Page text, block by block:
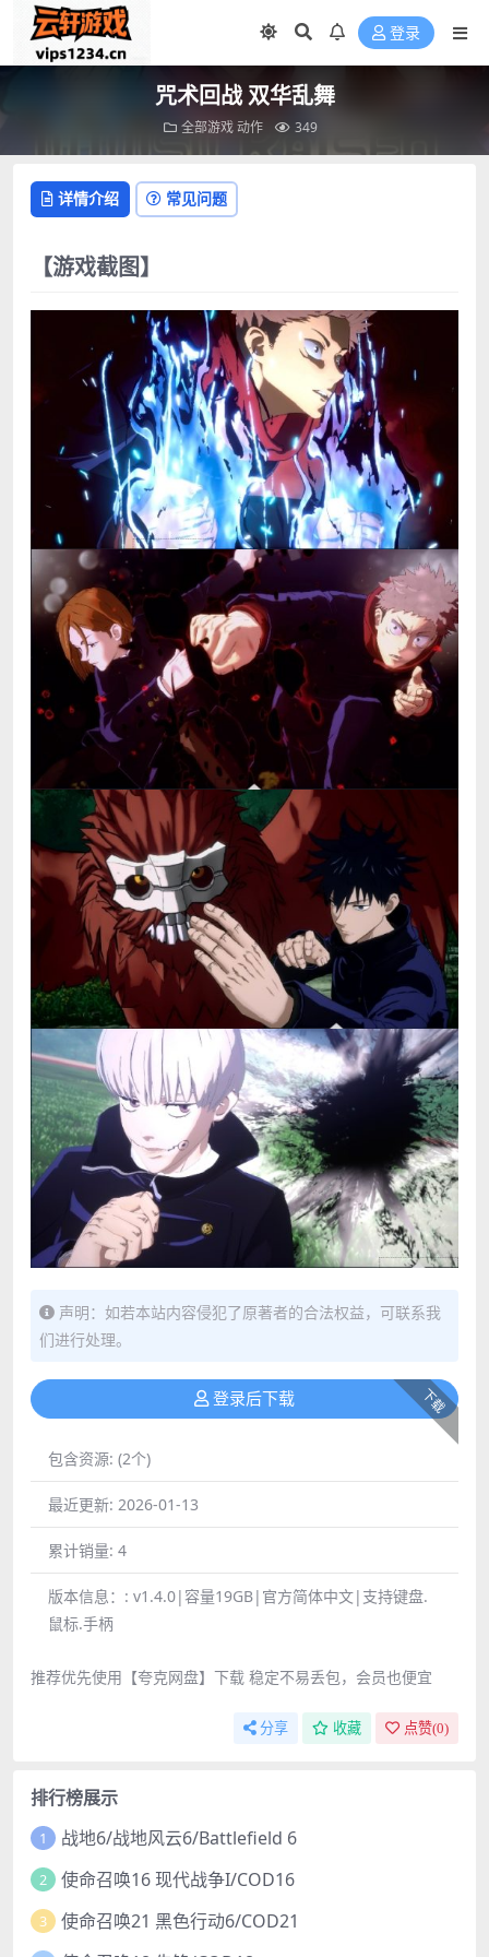
登录
咒术回战 双华乱舞
全部游戏 动作 349
详情介绍 常见问题
【游戏截图】
声明：如若本站内容侵犯了原著者的合法权益，可联系我
们进行处理。
下载
登录后下载
包含资源: (2个)
最近更新: 2026-01-13
累计销量: 4
版本信息：: v1.4.0|容量19GB|官方简体中文|支持键盘.
鼠标.手柄
推荐优先使用【夸克网盘】下载 稳定不易丢包，会员也便宜
分享 收藏 点赞(0)
排行榜展示
1 战地6/战地风云6/Battlefield 6
2 使命召唤16 现代战争I/COD16
3 使命召唤21 黑色行动6/COD21